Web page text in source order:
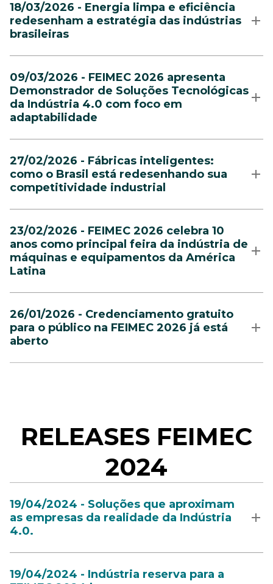
18/03/2026 - Energia limpa e eficiência
redesenham a estratégia das indústrias
brasileiras
09/03/2026 - FEIMEC 2026 apresenta
Demonstrador de Soluções Tecnológicas
da Indústria 4.0 com foco em
adaptabilidade
27/02/2026 - Fábricas inteligentes:
como o Brasil está redesenhando sua
competitividade industrial
23/02/2026 - FEIMEC 2026 celebra 10
anos como principal feira da indústria de
máquinas e equipamentos da América
Latina
26/01/2026 - Credenciamento gratuito
para o público na FEIMEC 2026 já está
aberto
RELEASES FEIMEC
2024
19/04/2024 - Soluções que aproximam
as empresas da realidade da Indústria
4.0.
19/04/2024 - Indústria reserva para a